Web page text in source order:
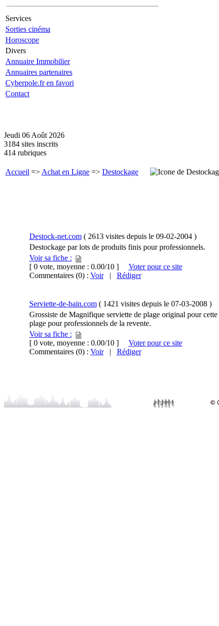
Services
Sorties cinéma
Horoscope
Divers
Annuaire Immobilier
Annuaires partenaires
Cyberpole.fr en favori
Contact
Jeudi 06 Août 2026
3184 sites inscrits
414 rubriques
Accueil => Achat en Ligne => Destockage
Destock-net.com(2613 visites depuis le 09-02-2004 )
Destockage par lots de produits finis pour professionnels.
Voir sa fiche :
[ 0 vote, moyenne : 0.00/10 ] Voter pour ce site
Commentaires (0) : Voir| Rédiger
Serviette-de-bain.com(1421 visites depuis le 07-03-2008 )
Grossiste de Magnifique serviette de plage original pour
plage pour professionnels de la revente.
Voir sa fiche :
[ 0 vote, moyenne : 0.00/10 ] Voter pour ce site
Commentaires (0) : Voir| Rédiger